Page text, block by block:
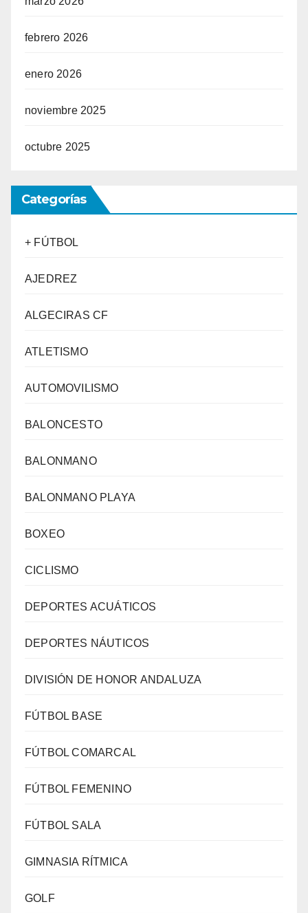
febrero 2026
enero 2026
noviembre 2025
octubre 2025
Categorías
+ FÚTBOL
AJEDREZ
ALGECIRAS CF
ATLETISMO
AUTOMOVILISMO
BALONCESTO
BALONMANO
BALONMANO PLAYA
BOXEO
CICLISMO
DEPORTES ACUÁTICOS
DEPORTES NÁUTICOS
DIVISIÓN DE HONOR ANDALUZA
FÚTBOL BASE
FÚTBOL COMARCAL
FÚTBOL FEMENINO
FÚTBOL SALA
GIMNASIA RÍTMICA
GOLF